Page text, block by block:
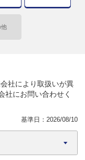
他
社により取扱いが異
社にお問い合わせく
基準日： 2026/08/10